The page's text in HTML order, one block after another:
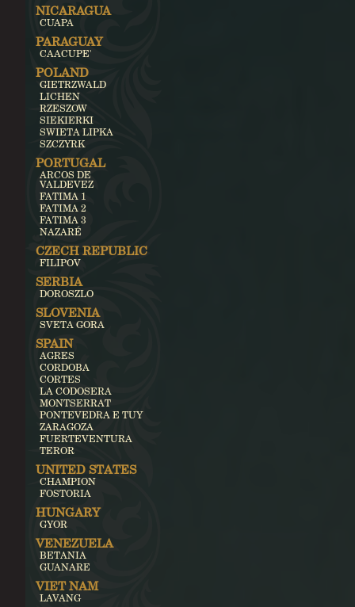
NICARAGUA
CUAPA
PARAGUAY
CAACUPE'
POLAND
GIETRZWALD
LICHEN
RZESZOW
SIEKIERKI
SWIETA LIPKA
SZCZYRK
PORTUGAL
ARCOS DE
VALDEVEZ
FATIMA 1
FATIMA 2
FATIMA 3
NAZARÉ
CZECH REPUBLIC
FILIPOV
SERBIA
DOROSZLO
SLOVENIA
SVETA GORA
SPAIN
AGRES
CORDOBA
CORTES
LA CODOSERA
MONTSERRAT
PONTEVEDRA E TUY
ZARAGOZA
FUERTEVENTURA
TEROR
UNITED STATES
CHAMPION
FOSTORIA
HUNGARY
GYOR
VENEZUELA
BETANIA
GUANARE
VIET NAM
LAVANG